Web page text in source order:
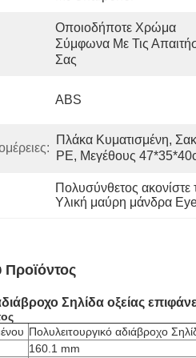
Οποιοδήποτε Χρώμα
Σύμφωνα Με Τις
Σας
ABS
Πλάκα Κυματισμένη,
PE, Μεγέθους
Πολυσύνθετος
Υλική μαύρη μάνδρα
Σηλίδα οξείας
Πολυλειτουργικό αδιάβροχο
160.1 mm